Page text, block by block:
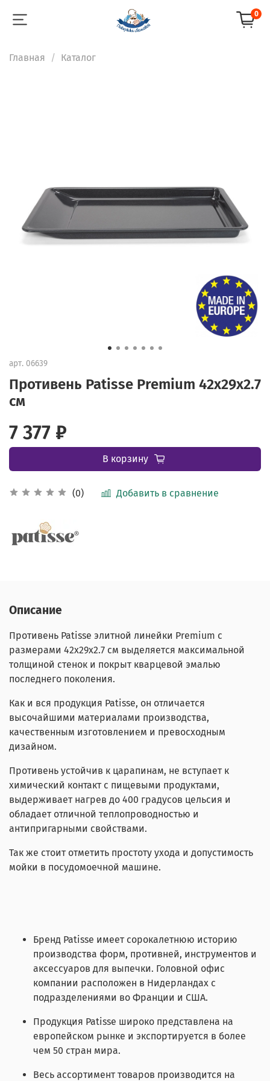
0
Главная Каталог
арт. 06639
Противень Patisse Premium 42х29х2.7
см
(0) Добавить в сравнение
7 377 ₽
В корзину
Описание
Противень Patisse элитной линейки Premium с
размерами 42х29х2.7 см выделяется максимальной
толщиной стенок и покрыт кварцевой эмалью
последнего поколения.
Как и вся продукция Patisse, он отличается
высочайшими материалами производства,
качественным изготовлением и превосходным
дизайном.
Противень устойчив к царапинам, не вступает к
химический контакт с пищевыми продуктами,
выдерживает нагрев до 400 градусов цельсия и
обладает отличной теплопроводностью и
антипригарными свойствами.
Так же стоит отметить простоту ухода и допустимость
мойки в посудомоечной машине.
Бренд Patisse имеет сорокалетнюю историю
производства форм, противней, инструментов и
аксессуаров для выпечки. Головной офис
компании расположен в Нидерландах с
подразделениями во Франции и США.
Продукция Patisse широко представлена на
европейском рынке и экспортируется в более
чем 50 стран мира.
Весь ассортимент товаров производится на